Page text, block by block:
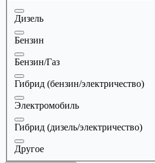
Дизель
Бензин
Бензин/Газ
Гибрид (бензин/электричество)
Электромобиль
Гибрид (дизель/электричество)
Другое